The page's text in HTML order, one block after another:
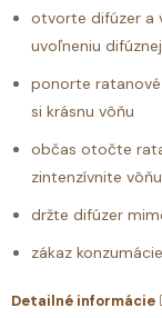
otvorte difúzer a
uvoľneniu
ponorte
si krásnu vôňu
občas otočte
zintenzívnite
držte difúzer
zákaz konzumácie
Detailné informácie